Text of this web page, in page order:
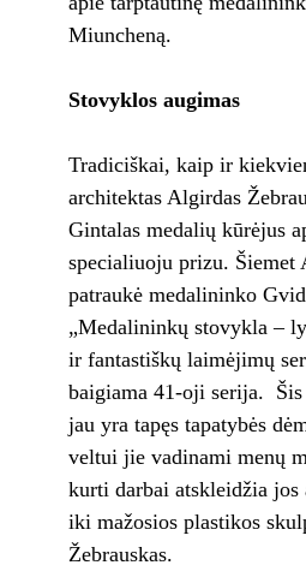
Miuncheną.
Stovyklos augimas
Tradiciškai, kaip ir
architektas Algirdas
Gintalas medalių kūrėjus
specialiuoju prizu. Šiemet
patraukė medalininko
„Medalininkų stovykla –
ir fantastiškų laimėjimų
baigiama 41-oji serija.
jau yra tapęs tapatybės
veltui jie vadinami menų
kurti darbai atskleidžia jos
iki mažosios plastikos
Žebrauskas.